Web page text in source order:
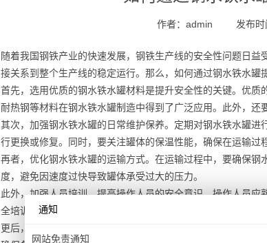
作者：admin 发布
随着我国钢铁产业的快速发展，钢铁生产线的安全性问题日
接关系到整个生产线的稳定运行。那么，如何通过钢水铁水罐
首先，选用优质的钢水铁水罐材料是提升安全性的关键。优质
耐热钢等材料在钢水铁水罐制造中得到了广泛应用。此外，还
其次，加强钢水铁水罐的日常维护保养。定期对钢水铁水罐
行更换或修复。同时，要关注罐体的保温性能，确保在运输过
再者，优化钢水铁水罐的运输方式。在运输过程中，要确保
度，避免因速度过快导致罐体承受过大的压力。
此外，加强人员培训，提高操作人员的安全意识。操作人员
全培训，提高员工的安全素质。
更后，建立健全安全管理制度。企业应制定完善的钢水铁水罐
通知
网站免责通知